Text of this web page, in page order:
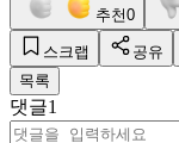
추천0
스크랩 공유
목록
댓글1